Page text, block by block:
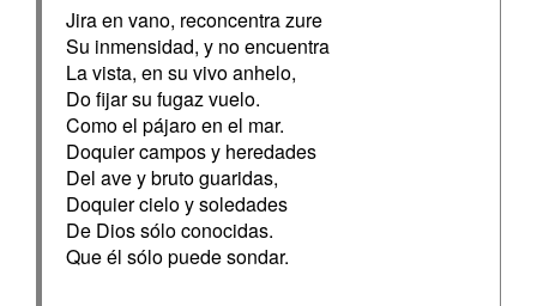
Jira en vano, reconcentra zure
Su inmensidad, y no encuentra
La vista, en su vivo anhelo,
Do fijar su fugaz vuelo.
Como el pájaro en el mar.
Doquier campos y heredades
Del ave y bruto guaridas,
Doquier cielo y soledades
De Dios sólo conocidas.
Que él sólo puede sondar.